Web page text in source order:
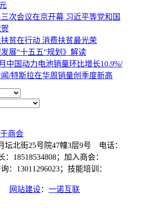
次会议在京开幕 习近平等党和国
贫在行动 消费扶贫最光荣
发展“十五五”规划》解读
中国动力电池销量环比增长10.9%/
/特斯拉在华周销量创季度新高
商会
坛北街25号院47幢3层9号 电话：
：18518534808；加入商会：
：13011296023；技能培训：
网站建设： 一诺互联